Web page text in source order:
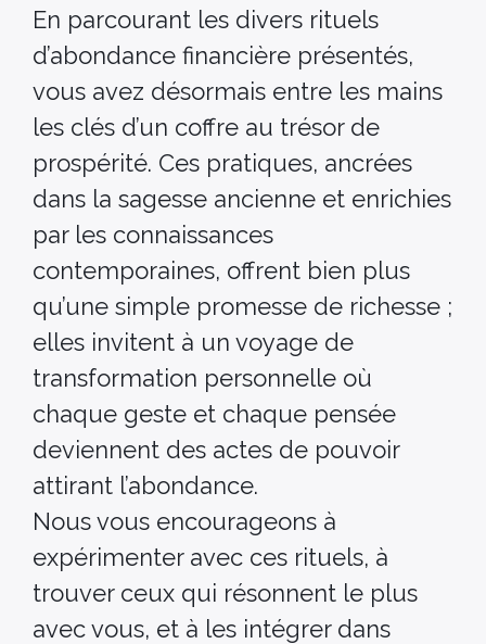
En parcourant les divers rituels
d’abondance financière présentés,
vous avez désormais entre les mains
les clés d’un coffre au trésor de
prospérité. Ces pratiques, ancrées
dans la sagesse ancienne et enrichies
par les connaissances
contemporaines, offrent bien plus
qu’une simple promesse de richesse ;
elles invitent à un voyage de
transformation personnelle où
chaque geste et chaque pensée
deviennent des actes de pouvoir
attirant l’abondance.
Nous vous encourageons à
expérimenter avec ces rituels, à
trouver ceux qui résonnent le plus
avec vous, et à les intégrer dans